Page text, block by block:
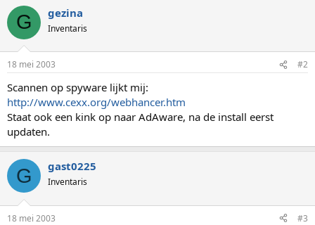
G gezina
Inventaris
18 mei 2003 #2
Scannen op spyware lijkt mij:
http://www.cexx.org/webhancer.htm
Staat ook een kink op naar AdAware, na de install eerst
updaten.
G gast0225
Inventaris
18 mei 2003 #3